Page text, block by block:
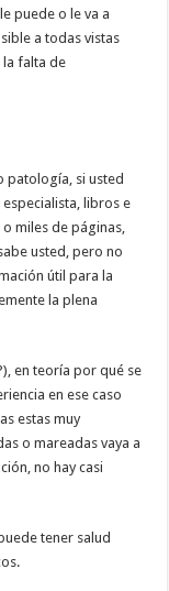
puede o le va a
a todas vistas
la falta de
patología, si usted
libros e
miles de páginas,
usted, pero no
útil para la
la plena
en teoría por qué se
en ese caso
estas muy
o mareadas vaya a
no hay casi
tener salud